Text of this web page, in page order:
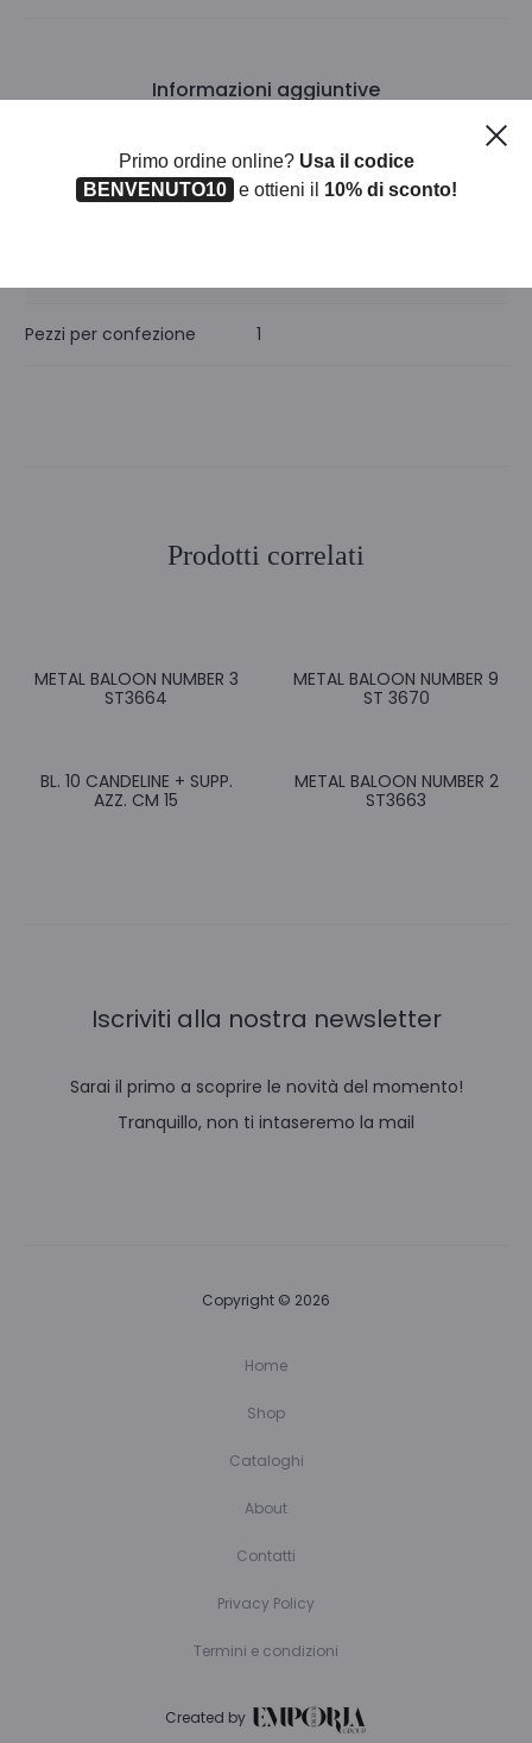
Informazioni aggiuntive
Pezzi per confezione 1
Prodotti correlati
METAL BALOON NUMBER 3
ST3664
METAL BALOON NUMBER 9
ST 3670
BL. 10 CANDELINE + SUPP.
AZZ. CM 15
METAL BALOON NUMBER 2
ST3663
Iscriviti alla nostra newsletter
Sarai il primo a scoprire le novità del momento!
Tranquillo, non ti intaseremo la mail
Copyright © 2026
Home
Shop
Cataloghi
About
Contatti
Privacy Policy
Termini e condizioni
Created by
Primo ordine online? Usa il codice
BENVENUTO10
e ottieni il 10% di sconto!